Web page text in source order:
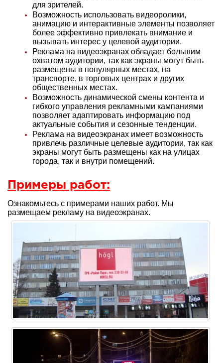
для зрителей.
Возможность использовать видеоролики,
анимацию и интерактивные элементы позволяет
более эффективно привлекать внимание и
вызывать интерес у целевой аудитории.
Реклама на видеоэкранах обладает большим
охватом аудитории, так как экраны могут быть
размещены в популярных местах, на
транспорте, в торговых центрах и других
общественных местах.
Возможность динамической смены контента и
гибкого управления рекламными кампаниями
позволяет адаптировать информацию под
актуальные события и сезонные тенденции.
Реклама на видеоэкранах имеет возможность
привлечь различные целевые аудитории, так как
экраны могут быть размещены как на улицах
города, так и внутри помещений.
Примеры работ:
Ознакомьтесь с примерами наших работ. Мы
размещаем рекламу на видеоэкранах.